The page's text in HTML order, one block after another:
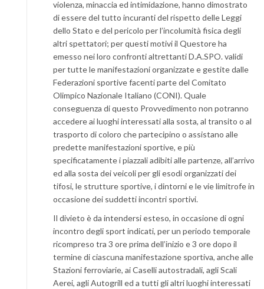
violenza, minaccia ed intimidazione, hanno dimostrato
di essere del tutto incuranti del rispetto delle Leggi
dello Stato e del pericolo per l’incolumità fisica degli
altri spettatori; per questi motivi il Questore ha
emesso nei loro confronti altrettanti D.A.SPO. validi
per tutte le manifestazioni organizzate e gestite dalle
Federazioni sportive facenti parte del Comitato
Olimpico Nazionale Italiano (CONI). Quale
conseguenza di questo Provvedimento non potranno
accedere ai luoghi interessati alla sosta, al transito o al
trasporto di coloro che partecipino o assistano alle
predette manifestazioni sportive, e più
specificatamente i piazzali adibiti alle partenze, all’arrivo
ed alla sosta dei veicoli per gli esodi organizzati dei
tifosi, le strutture sportive, i dintorni e le vie limitrofe in
occasione dei suddetti incontri sportivi.
Il divieto è da intendersi esteso, in occasione di ogni
incontro degli sport indicati, per un periodo temporale
ricompreso tra 3 ore prima dell’inizio e 3 ore dopo il
termine di ciascuna manifestazione sportiva, anche alle
Stazioni ferroviarie, ai Caselli autostradali, agli Scali
Aerei, agli Autogrill ed a tutti gli altri luoghi interessati